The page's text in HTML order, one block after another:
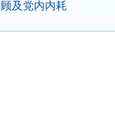
及党内内耗